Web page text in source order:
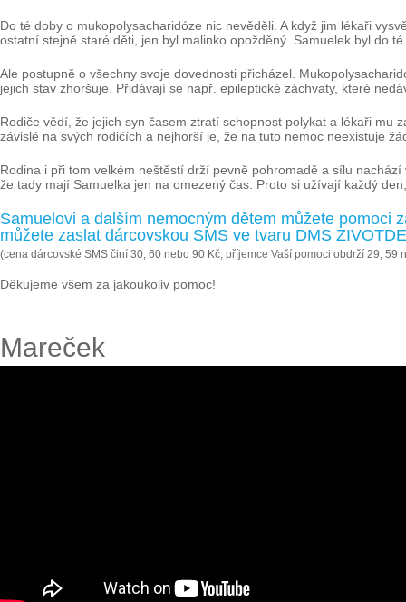
Do té doby o mukopolysacharidóze nic nevěděli. A když jim lékaři
ostatní stejně staré děti, jen byl malinko opožděný. Samuelek byl do
Ale postupně o všechny svoje dovednosti přicházel.
jejich stav zhoršuje. Přidávají se např. epileptické záchvaty, které
Rodiče vědí, že jejich syn časem ztratí schopnost polykat a lékaři mu
závislé na svých rodičích a nejhorší je, že na tuto nemoc neexistuje
Rodina i při tom velkém neštěstí drží pevně pohromadě a sílu
že tady mají Samuelka jen na omezený čas. Proto si užívají každý
Samuelovi a dalším nemocným dětem můžete pomoci
můžete zaslat dárcovskou SMS ve tvaru DMS
(cena dárcovské SMS činí 30, 60 nebo 90 Kč, příjemce Vaší pomoci obdrží 29, 59
Děkujeme všem za jakoukoliv pomoc!
Mareček